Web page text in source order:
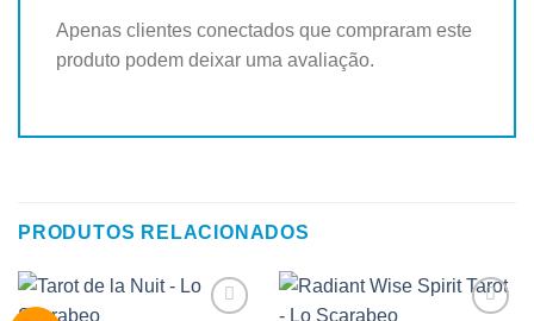
Apenas clientes conectados que compraram este
produto podem deixar uma avaliação.
PRODUTOS RELACIONADOS